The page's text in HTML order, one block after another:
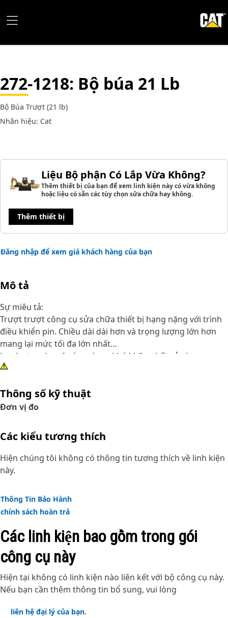
272-1218: Bộ búa 21 Lb
Bộ Búa Trượt (21 lb)
Nhãn hiệu: Cat
Liệu Bộ phận Có Lắp Vừa Không?
Thêm thiết bị của bạn để xem linh kiện này có vừa không
hoặc liệu có sẵn các tùy chọn sửa chữa hay không.
Thêm thiết bị
Đăng nhập để xem giá khách hàng của bạn
Mô tả
Sự miêu tả:
Trượt trượt công cụ sửa chữa thiết bị hạng nặng với trình
điều khiển pin. Chiều dài dài hơn và trọng lượng lớn hơn
mang lại mức tối đa lớn nhất
Lực lượng cho các ứng dụng khó khăn nhất của bạn.
21 lb (9,5 kg) Búa tạ trượt 46 inch (1168 mm) với trình điều
khiển chốt 2 inch (50,8 mm) và túi đựng nylon.
Ứng dụng:
Công cụ dành cho đại lý
Tham khảo sách hướng dẫn dành cho chủ sở hữu hoặc liên
hệ với đại lý Cat tại địa phương để biết thêm thông tin.
Thông số kỹ thuật
Đơn vị đo
Các kiểu tương thích
Hiện chúng tôi không có thông tin tương thích về linh kiện
này.
Thông Tin Bảo Hành
chính sách hoàn trả
Các linh kiện bao gồm trong gói
công cụ này
Hiện tại không có linh kiện nào liên kết với bộ công cụ này.
Nếu bạn cần thêm thông tin bổ sung, vui lòng
liên hệ đại lý của bạn.